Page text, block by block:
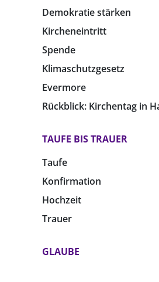
Demokratie stärken
Kircheneintritt
Spende
Klimaschutzgesetz
Evermore
Rückblick: Kirchentag in
TAUFE BIS TRAUER
Taufe
Konfirmation
Hochzeit
Trauer
GLAUBE